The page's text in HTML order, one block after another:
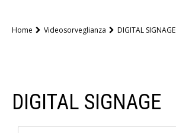
Home Videosorveglianza DIGITAL SIGNAGE
DIGITAL SIGNAGE